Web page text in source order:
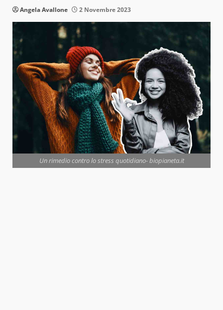
Angela Avallone 2 Novembre 2023
Un rimedio contro lo stress quotidiano- biopianeta.it